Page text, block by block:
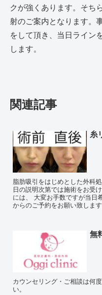
クが強くあります。 そち
射のご案内となります。
をして頂き、当日ライン
します。
関連記事
糸
脂肪吸引をはじめとした外科
日の説明次第では施術をお受
には、 大変お手数ですが当日
からのご予約をお願い致しま
無
カウンセリング・ご相談は何
い。